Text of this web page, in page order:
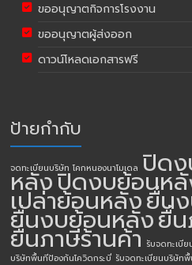
ขออนุญาตกิจการโรงงาน
ขออนุญาตผู้ส่งออก
ดาวน์โหลดเอกสารฟรี
ป้ายกำกับ
จดทะเบียนบริษัท โคกหนองนาโมเดล ปิดง
หลังปิดงบย้อนห
เปล่าย้อนหลังยื่น
ยื่นงบย้อนหลังยื่
ยื่นภาษีร้านค้า รับจดทะเบี
บริษัทพื้นทีป้องกันโควิดกระบี่ รับจดทะเบียนบริษัท